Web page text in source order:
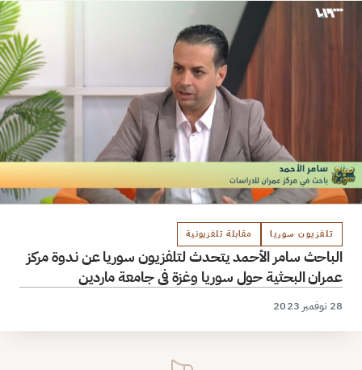
تلفزيون سوريا مقابلة تلفزيونية
الباحث سامر الأحمد يتحدث لتلفزيون سوريا عن ندوة مركز
عمران البحثية حول سوريا وغزة في جامعة ماردين
28 نوفمبر 2023